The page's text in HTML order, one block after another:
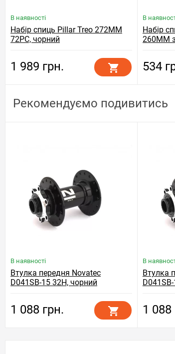
В наявності
Набір спиць Pillar Treo 272MM
72PC, чорний
1 989 грн.
В
Набір
260MM
534
Рекомендуємо подивитись
В наявності
Втулка передня Novatec
D041SB-15 32H, чорний
1 088 грн.
В
Втулка
1 088